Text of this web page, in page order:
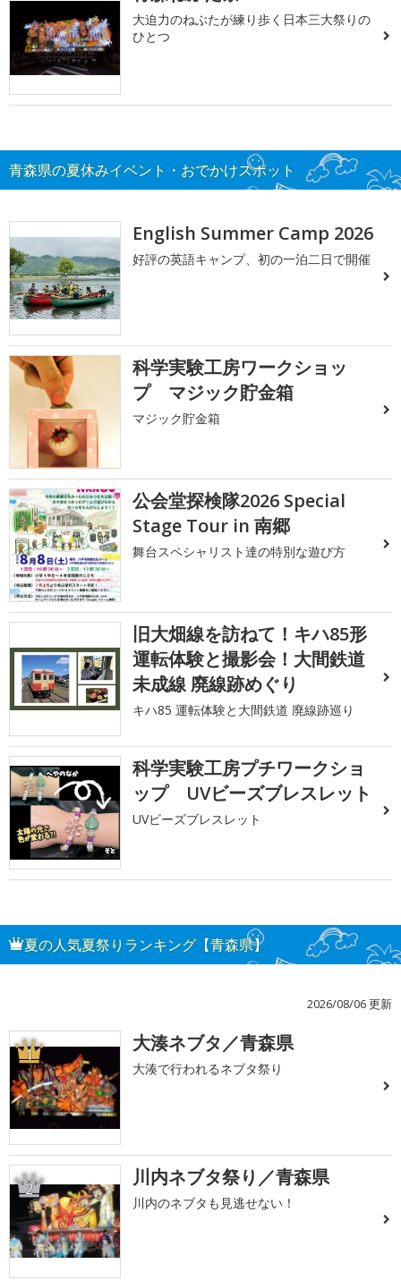
大迫力のねぶたが練り歩く日本三大祭りの
ひとつ
青森県の夏休みイベント・おでかけスポット
English Summer Camp 2026
好評の英語キャンプ、初の一泊二日で開催
科学実験工房ワークショッ
プ マジック貯金箱
マジック貯金箱
公会堂探検隊2026 Special
Stage Tour in 南郷
舞台スペシャリスト達の特別な遊び方
旧大畑線を訪ねて！キハ85形
運転体験と撮影会！大間鉄道
未成線 廃線跡めぐり
キハ85 運転体験と大間鉄道 廃線跡巡り
科学実験工房プチワークショ
ップ UVビーズブレスレット
UVビーズブレスレット
夏の人気夏祭りランキング【青森県】
2026/08/06 更新
1 大湊ネブタ／青森県
大湊で行われるネブタ祭り
2 川内ネブタ祭り／青森県
川内のネブタも見逃せない！